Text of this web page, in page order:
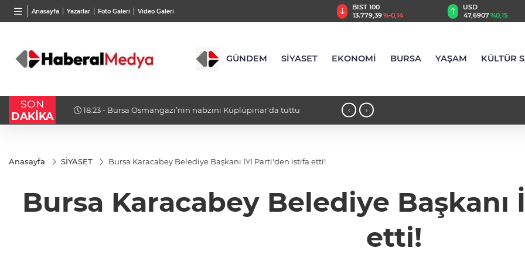
Anasayfa Yazarlar Foto Galeri Video Galeri
BGN
27,9743%-0,22
VND
0,0018%0,35
BIST 100
13.779,39%-0,14
USD
47,6907%0,15
GÜNDEM SİYASET EKONOMİ BURSA YAŞAM KÜLTÜR
SON
DAKİKA
18:23 - Bursa Osmangazi’nin nabzını Küplüpınar'da tuttu ‹ ›
Anasayfa SİYASET Bursa Karacabey Belediye Başkanı İYİ Parti'den istifa etti!
Bursa Karacabey Belediye
etti!